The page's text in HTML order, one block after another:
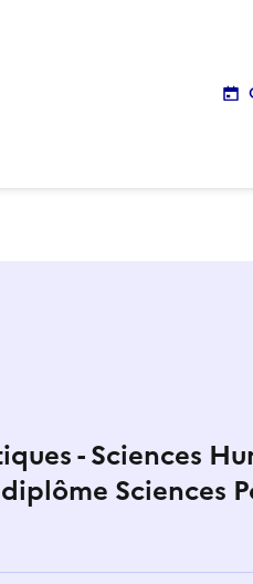
- Sciences
Sciences